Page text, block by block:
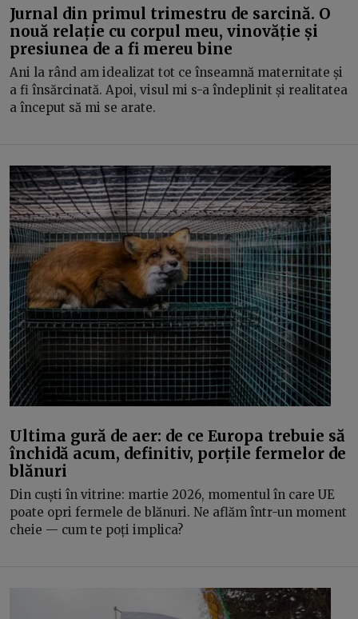
Jurnal din primul trimestru de sarcină. O
nouă relație cu corpul meu, vinovăție și
presiunea de a fi mereu bine
Ani la rând am idealizat tot ce înseamnă maternitate și
a fi însărcinată. Apoi, visul mi s-a îndeplinit și realitatea
a început să mi se arate.
Ultima gură de aer: de ce Europa trebuie să
închidă acum, definitiv, porțile fermelor de
blănuri
Din cuști în vitrine: martie 2026, momentul în care UE
poate opri fermele de blănuri. Ne aflăm într-un moment
cheie — cum te poți implica?